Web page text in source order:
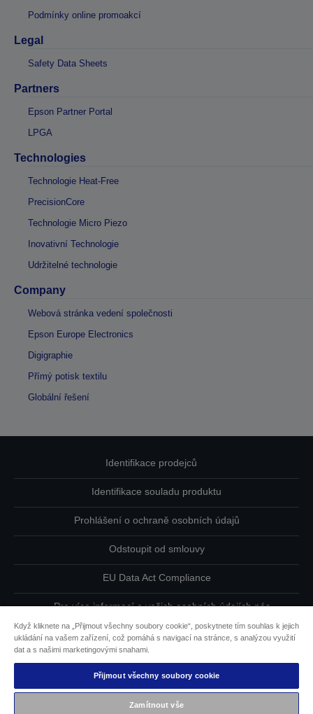
Podmínky online promoakcí
Legal
Safety Data Sheets
Partners
Epson Partner Portal
LPGA
Technologies
Technologie Heat-Free
PrecisionCore
Technologie Micro Piezo
Inovativní Technologie
Udržitelné technologie
Company
Webová stránka vedení společnosti
Epson Europe Electronics
Digigraphie
Přímý potisk textilu
Globální řešení
Identifikace prodejců
Identifikace souladu produktu
Prohlášení o ochraně osobních údajů
Odstoupit od smlouvy
EU Data Act Compliance
Pro více informací o vašich osobních údajích nás
Informace o souborech cookie
Závazek usnadnění přístupu společnosti Epson
Když kliknete na „Přijmout všechny soubory cookie“, poskytnete tím souhlas k jejich
ukládání na vašem zařízení, což pomáhá s navigací na stránce, s analýzou využití
dat a s našimi marketingovými snahami.
Přijmout všechny soubory cookie
Zamítnout vše